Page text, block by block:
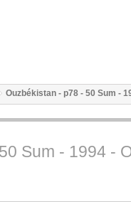
Ouzbékistan - p78 - 50 Sum -
Sum - 1994 -